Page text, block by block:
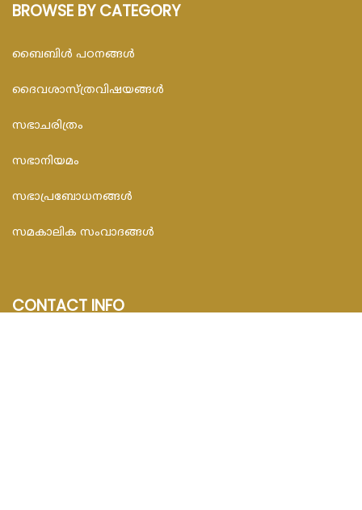
BROWSE BY CATEGORY
ബൈബിള്‍ പഠനങ്ങള്‍
ദൈവശാസ്ത്രവിഷയങ്ങള്‍
സഭാചരിത്രം
സഭാനിയമം
സഭാപ്രബോധനങ്ങള്‍
സമകാലിക സംവാദങ്ങൾ
CONTACT INFO